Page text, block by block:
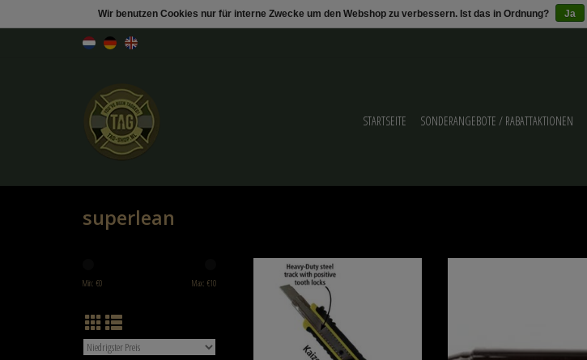
STARTSEITE SONDERANGEBOTE / RABATTAKTIONEN
superlean
Min: €0 Max: €10
superlean KAIZEN KNIFE
ZUM WARENKORB HINZUFÜGEN
Wir benutzen Cookies nur für interne Zwecke um den Webshop zu verbessern. Ist das in Ordnung? Ja